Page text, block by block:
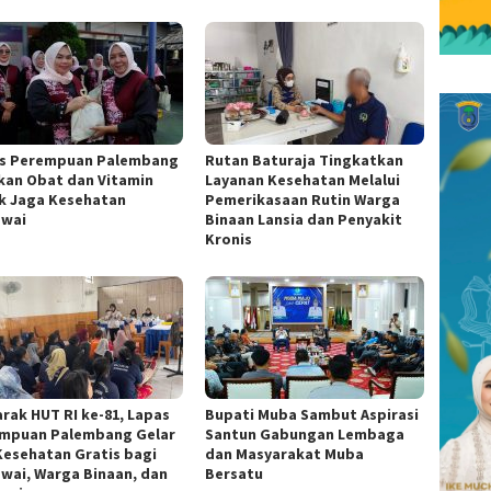
Perempuan Palembang
Obat dan Vitamin
Jaga Kesehatan
Rutan Baturaja Tingkatkan
Layanan Kesehatan Melalui
Pemerikasaan Rutin Warga
Binaan Lansia dan Penyakit
Kronis
HUT RI ke-81, Lapas
Palembang Gelar
Gratis bagi
Warga Binaan, dan
Bupati Muba Sambut Aspirasi
Santun Gabungan Lembaga
dan Masyarakat Muba
Bersatu